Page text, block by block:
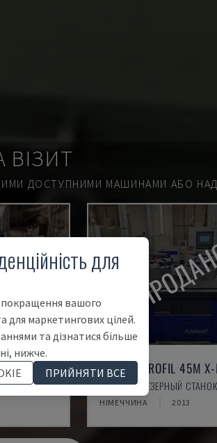
ВІЗИТ
ДОСТУПНИМИ МАШИНАМИ АБО
FORMAT PROFIL 45M
FELDER - ФРЕЗЕРНЫЙ СТАНОК
НІМЕЧЧИНА 2013
для
вашого
для маркетингових цілей.
та дізнатися більше
нижче.
ПРИЙНЯТИ ВСЕ